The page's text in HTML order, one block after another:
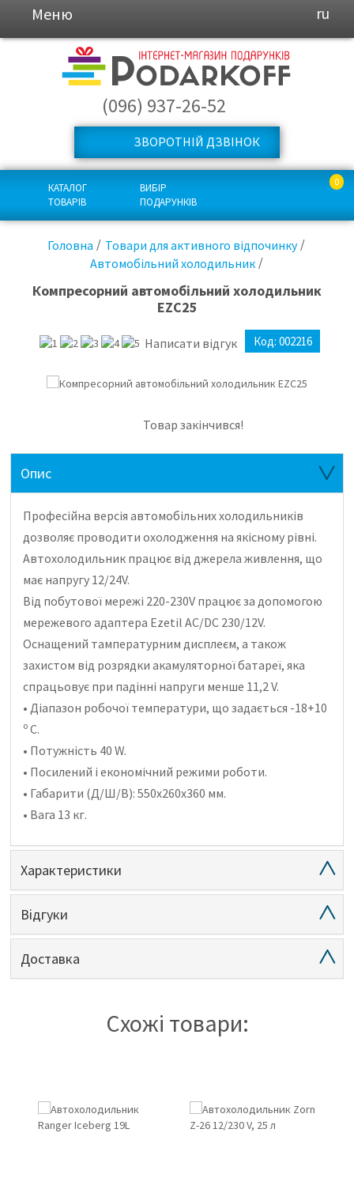
Меню ru
(096) 937-26-52
ЗВОРОТНІЙ ДЗВІНОК
КАТАЛОГ
ТОВАРІВ
ВИБІР
ПОДАРУНКІВ
0
Головна
Товари для активного відпочинку
Автомобільний холодильник
Компресорний автомобільний холодильник
EZC25
Написати відгук Код: 002216
Товар закінчився!
Опис
Професійна версія автомобільних холодильників
дозволяє проводити охолодження на якісному рівні.
Автохолодильник працює від джерела живлення, що
має напругу 12/24V.
Від побутової мережі 220-230V працює за допомогою
мережевого адаптера Ezetil AC/DC 230/12V.
Оснащений тампературним дисплеєм, а також
захистом від розрядки акамуляторної батареї, яка
спрацьовує при падінні напруги менше 11,2 V.
• Діапазон робочої температури, що задається -18+10
o С.
• Потужність 40 W.
• Посилений і економічний режими роботи.
• Габарити (Д/Ш/В): 550х260х360 мм.
• Вага 13 кг.
Характеристики
Відгуки
Доставка
Схожі товари: